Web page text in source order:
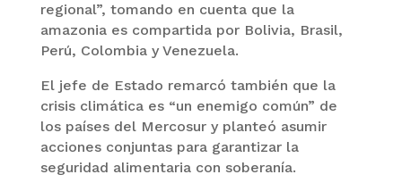
regional”, tomando en cuenta que la
amazonia es compartida por Bolivia, Brasil,
Perú, Colombia y Venezuela.
El jefe de Estado remarcó también que la
crisis climática es “un enemigo común” de
los países del Mercosur y planteó asumir
acciones conjuntas para garantizar la
seguridad alimentaria con soberanía.